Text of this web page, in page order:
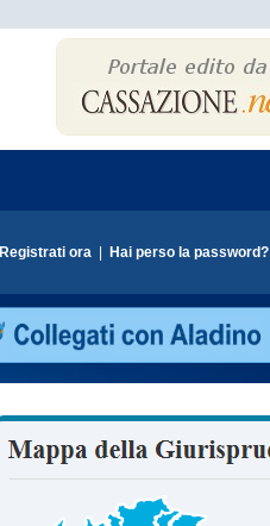
Registrati ora| Hai perso la password?